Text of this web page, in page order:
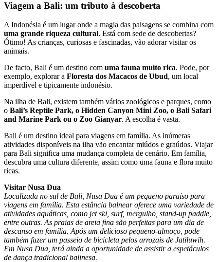
Viagem a Bali: um tributo à descoberta
A Indonésia é um lugar onde a magia das paisagens se combina com
uma grande riqueza cultural. Está com sede de descobertas?
Ótimo! As crianças, curiosas e fascinadas, vão adorar visitar os
animais.
De facto, Bali é um destino com uma fauna muito rica. Pode, por
exemplo, explorar a Floresta dos Macacos de Ubud, um local
imperdível e tipicamente indonésio.
Na ilha de Bali, existem também vários zoológicos e parques, como
o Bali’s Reptile Park, o Hidden Canyon Mini Zoo, o Bali Safari
and Marine Park ou o Zoo Gianyar. A escolha é vasta.
Bali é um destino ideal para viagens em família. As inúmeras
atividades disponíveis na ilha vão encantar miúdos e graúdos. Viajar
para Bali significa uma mudança completa de cenário. Em família,
descubra uma cultura diferente, assim como uma fauna e flora muito
ricas.
Visitar Nusa Dua
Localizada no sul de Bali, Nusa Dua é um pequeno paraíso para
viagens em família. Esta estância balnear oferece uma variedade de
atividades aquáticas, como jet ski, surf, mergulho, stand-up paddle,
entre outras. As praias de areia fina são perfeitas para um dia de
descanso em família. Após um delicioso pequeno-almoço, pode
também fazer um passeio de bicicleta pelos arrozais de Jatiluwih.
Em Nusa Dua, terá ainda a oportunidade de assistir a espetáculos
de dança tradicional balinesa.